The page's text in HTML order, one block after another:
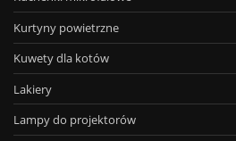
Kurtyny powietrzne
Kuwety dla kotów
Lakiery
Lampy do projektorów